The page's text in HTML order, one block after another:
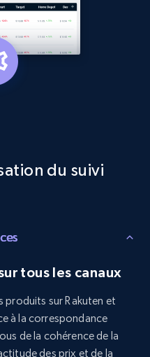
by category url
description,
price, Discount,
Commencer
du suivi
tous les canaux
produits sur Rakuten et
à la correspondance
de la cohérence de la
des prix et de la